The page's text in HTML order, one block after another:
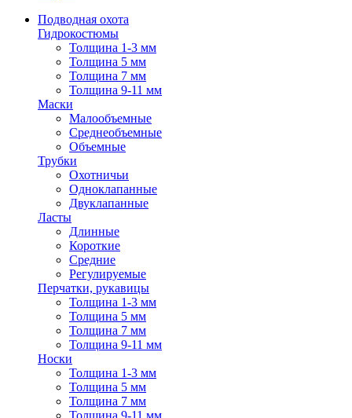
Подводная охота
Гидрокостюмы
Толщина 1-3 мм
Толщина 5 мм
Толщина 7 мм
Толщина 9-11 мм
Маски
Малообъемные
Среднеобъемные
Объемные
Трубки
Охотничьи
Одноклапанные
Двуклапанные
Ласты
Длинные
Короткие
Средние
Регулируемые
Перчатки, рукавицы
Толщина 1-3 мм
Толщина 5 мм
Толщина 7 мм
Толщина 9-11 мм
Носки
Толщина 1-3 мм
Толщина 5 мм
Толщина 7 мм
Толщина 9-11 мм